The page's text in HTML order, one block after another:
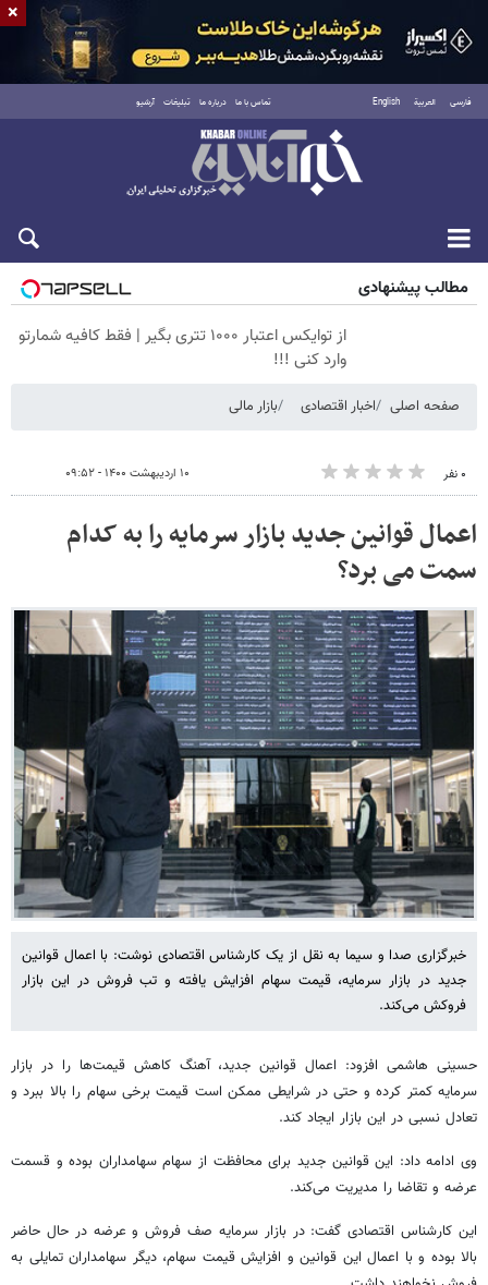
فارسی العربية English تماس با ما درباره ما تبلیغات آرشیو
پنجشنبه ۱۵ مرداد ۱۴۰۵
مطالب پیشنهادی
از توایکس اعتبار ۱۰۰۰ تتری بگیر | فقط کافیه شمارتو
وارد کنی !!!
صفحه اصلی اخبار اقتصادی بازار مالی
۰ نفر ۱۰ اردیبهشت ۱۴۰۰ - ۰۹:۵۲
اعمال قوانین جدید بازار سرمایه را به کدام
سمت می برد؟
خبرگزاری صدا و سیما به نقل از یک کارشناس اقتصادی نوشت: با اعمال قوانین
جدید در بازار سرمایه، قیمت سهام افزایش یافته و تب فروش در این بازار
فروکش می‌کند.
حسینی هاشمی افزود: اعمال قوانین جدید، آهنگ کاهش قیمت‌ها را در بازار
سرمایه کمتر کرده و حتی در شرایطی ممکن است قیمت برخی سهام را بالا ببرد و
تعادل نسبی در این بازار ایجاد کند.
وی ادامه داد: این قوانین جدید برای محافظت از سهام سهامداران بوده و قسمت
عرضه و تقاضا را مدیریت می‌کند.
این کارشناس اقتصادی گفت: در بازار سرمایه صف فروش و عرضه در حال حاضر
بالا بوده و با اعمال این قوانین و افزایش قیمت سهام، دیگر سهامداران تمایلی به
×